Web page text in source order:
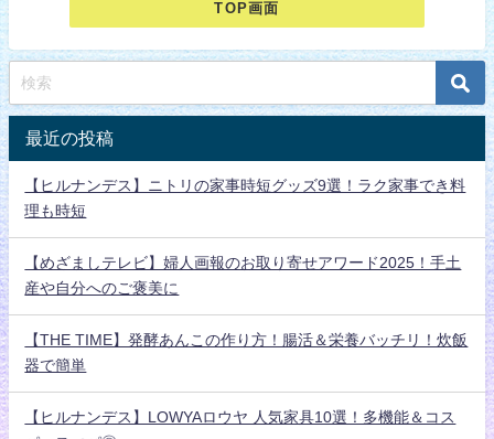
TOP画面
最近の投稿
【ヒルナンデス】ニトリの家事時短グッズ9選！ラク家事でき料
理も時短
【めざましテレビ】婦人画報のお取り寄せアワード2025！手土
産や自分へのご褒美に
【THE TIME】発酵あんこの作り方！腸活＆栄養バッチリ！炊飯
器で簡単
【ヒルナンデス】LOWYAロウヤ 人気家具10選！多機能＆コス